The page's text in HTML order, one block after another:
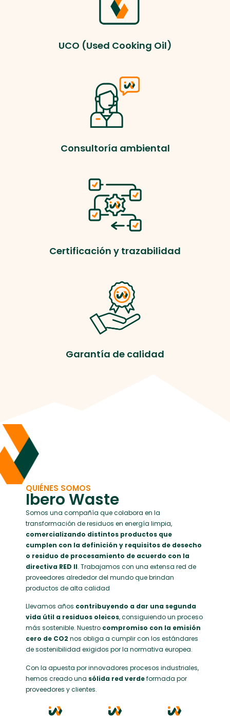
UCO (Used Cooking Oil)
Consultoría ambiental
Certificación y trazabilidad
Garantía de calidad
QUIÉNES SOMOS
Ibero Waste
Somos una compañía que colabora en la
transformación de residuos en energía limpia,
comercializando distintos productos que
cumplen con la definición y requisitos de desecho
o residuo de procesamiento de acuerdo con la
directiva RED II. Trabajamos con una extensa red de
proveedores alrededor del mundo que brindan
productos de alta calidad
Llevamos años contribuyendo a dar una segunda
vida útil a residuos oleicos, consiguiendo un proceso
más sostenible. Nuestro compromiso con la emisión
cero de CO2 nos obliga a cumplir con los estándares
de sostenibilidad exigidos por la normativa europea.
Con la apuesta por innovadores procesos industriales,
hemos creado una sólida redverdeformada por
proveedores y clientes.